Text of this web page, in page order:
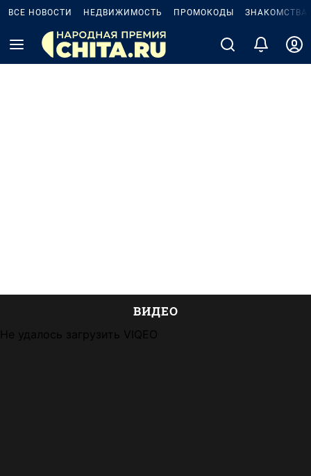
ВСЕ НОВОСТИ НЕДВИЖИМОСТЬ ПРОМОКОДЫ ЗНАКОМСТВА
ВИДЕО
Не удалось загрузить VIQEO